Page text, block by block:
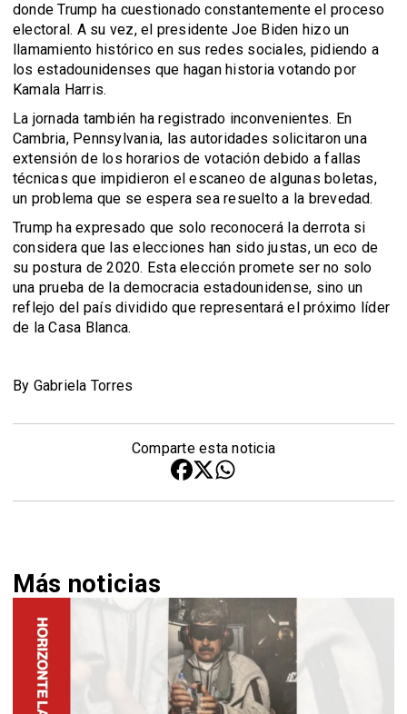
donde Trump ha cuestionado constantemente el proceso
electoral. A su vez, el presidente Joe Biden hizo un
llamamiento histórico en sus redes sociales, pidiendo a
los estadounidenses que hagan historia votando por
Kamala Harris.
La jornada también ha registrado inconvenientes. En
Cambria, Pennsylvania, las autoridades solicitaron una
extensión de los horarios de votación debido a fallas
técnicas que impidieron el escaneo de algunas boletas,
un problema que se espera sea resuelto a la brevedad.
Trump ha expresado que solo reconocerá la derrota si
considera que las elecciones han sido justas, un eco de
su postura de 2020. Esta elección promete ser no solo
una prueba de la democracia estadounidense, sino un
reflejo del país dividido que representará el próximo líder
de la Casa Blanca.
By Gabriela Torres
Comparte esta noticia
Más noticias